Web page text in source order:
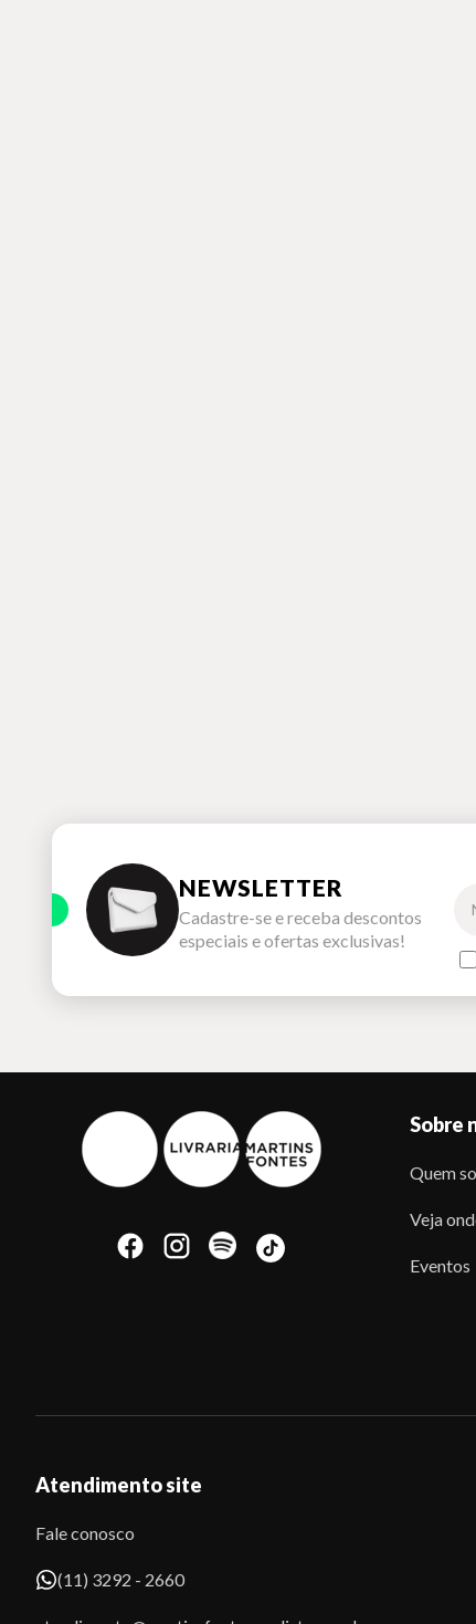
NEWSLETTER
Cadastre-se e receba descontos
especiais e ofertas exclusivas!
Sobre
Quem
Veja
Eventos
Atendimento site
Fale conosco
(11) 3292 - 2660